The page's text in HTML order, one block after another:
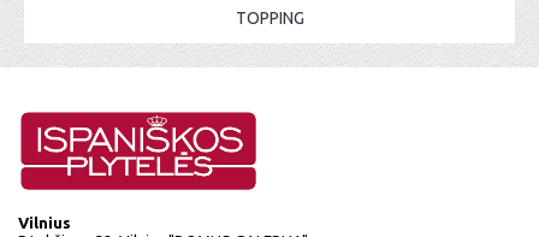
TOPPING
Vilnius